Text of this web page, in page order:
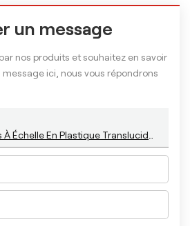
un message
nos produits et souhaitez en savoir
message ici, nous vous répondrons